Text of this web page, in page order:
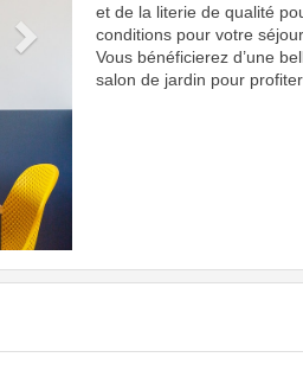
et de la literie de qualité
conditions pour votre séjour.
Vous bénéficierez d’une
salon de jardin pour profiter